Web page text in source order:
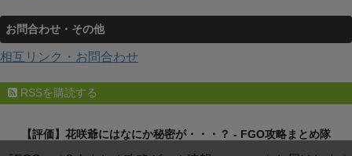
お問合わせ・その他
相互リンク・お問合わせ
RSSを購読する
【評価】花咲爺にはなにか秘密が・・・？ - FGO攻略まとめ隊